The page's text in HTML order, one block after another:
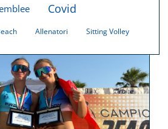
Covid
Allenatori Sitting Volley